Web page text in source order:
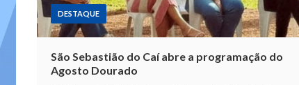
DESTAQUE
São Sebastião do Caí abre a programação do
Agosto Dourado